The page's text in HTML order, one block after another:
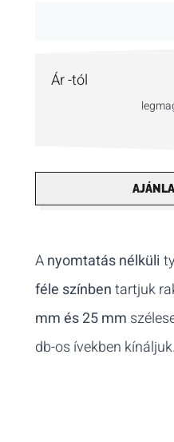
Ár -tól
Anyomtatás nélküli
féle színbentartjuk
mm és 25 mm
db-os ívekben kínáljuk.